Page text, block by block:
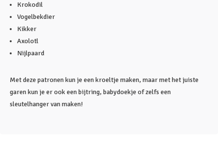
Krokodil
Vogelbekdier
Kikker
Axolotl
Nijlpaard
Met deze patronen kun je een kroeltje maken, maar met het juiste
garen kun je er ook een bijtring, babydoekje of zelfs een
sleutelhanger van maken!